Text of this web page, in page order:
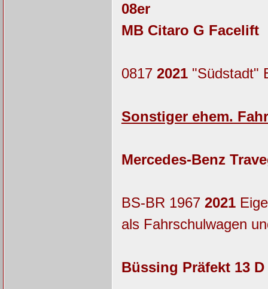
08er
MB Citaro G Facelift
0817 2021"Südstadt"
Sonstiger ehem.
Mercedes-Benz
BS-BR 1967 2021
als Fahrschulwagen
Büssing Präfekt 13 D